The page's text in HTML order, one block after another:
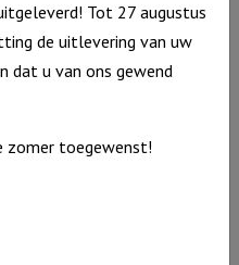
Tot 27 augustus
de uitlevering van uw
dat u van ons gewend
zomer toegewenst!